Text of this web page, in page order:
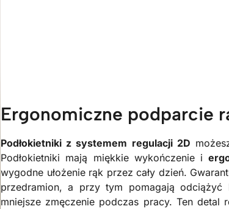
Ergonomiczne podparcie
Podłokietniki z systemem regulacji 2D
Podłokietniki mają miękkie wykończenie i
wygodne ułożenie rąk przez cały dzień.
przedramion, a przy tym pomagają
mniejsze zmęczenie podczas pracy. Ten detal